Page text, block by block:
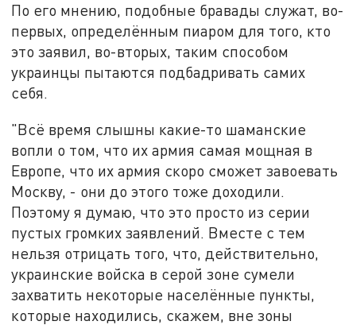
По его мнению, подобные бравады служат, во-
первых, определённым пиаром для того, кто
это заявил, во-вторых, таким способом
украинцы пытаются подбадривать самих
себя.
"Всё время слышны какие-то шаманские
вопли о том, что их армия самая мощная в
Европе, что их армия скоро сможет завоевать
Москву, - они до этого тоже доходили.
Поэтому я думаю, что это просто из серии
пустых громких заявлений. Вместе с тем
нельзя отрицать того, что, действительно,
украинские войска в серой зоне сумели
захватить некоторые населённые пункты,
которые находились, скажем, вне зоны